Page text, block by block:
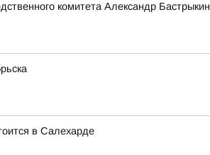
комитета Александр Бастрыкин
в Салехарде